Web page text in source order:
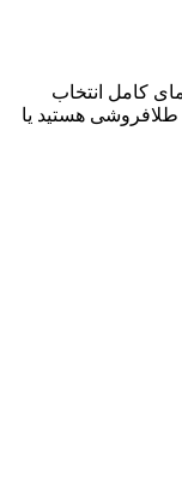
کامل انتخاب
هستید یا